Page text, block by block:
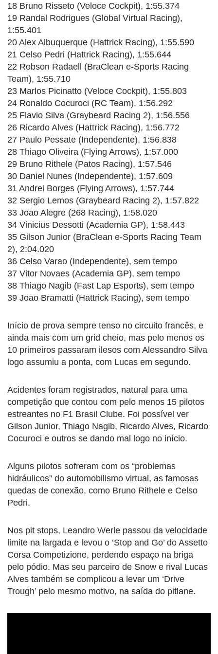
18 Bruno Risseto (Veloce Cockpit), 1:55.374
19 Randal Rodrigues (Global Virtual Racing),
1:55.401
20 Alex Albuquerque (Hattrick Racing), 1:55.590
21 Celso Pedri (Hattrick Racing), 1:55.644
22 Robson Radaell (BraClean e-Sports Racing
Team), 1:55.710
23 Marlos Picinatto (Veloce Cockpit), 1:55.803
24 Ronaldo Cocuroci (RC Team), 1:56.292
25 Flavio Silva (Graybeard Racing 2), 1:56.556
26 Ricardo Alves (Hattrick Racing), 1:56.772
27 Paulo Pessate (Independente), 1:56.838
28 Thiago Oliveira (Flying Arrows), 1:57.000
29 Bruno Rithele (Patos Racing), 1:57.546
30 Daniel Nunes (Independente), 1:57.609
31 Andrei Borges (Flying Arrows), 1:57.744
32 Sergio Lemos (Graybeard Racing 2), 1:57.822
33 Joao Alegre (268 Racing), 1:58.020
34 Vinicius Dessotti (Academia GP), 1:58.443
35 Gilson Junior (BraClean e-Sports Racing Team
2), 2:04.020
36 Celso Varao (Independente), sem tempo
37 Vitor Novaes (Academia GP), sem tempo
38 Thiago Nagib (Fast Lap Esports), sem tempo
39 Joao Bramatti (Hattrick Racing), sem tempo
Início de prova sempre tenso no circuito francês, e
ainda mais com um grid cheio, mas pelo menos os
10 primeiros passaram ilesos com Alessandro Silva
logo assumiu a ponta, com Lucas em segundo.
Acidentes foram registrados, natural para uma
competição que contou com pelo menos 15 pilotos
estreantes no F1 Brasil Clube. Foi possível ver
Gilson Junior, Thiago Nagib, Ricardo Alves, Ricardo
Cocuroci e outros se dando mal logo no início.
Alguns pilotos sofreram com os “problemas
hidráulicos” do automobilismo virtual, as famosas
quedas de conexão, como Bruno Rithele e Celso
Pedri.
Nos pit stops, Leandro Werle passou da velocidade
limite na largada e levou o ‘Stop and Go’ do Assetto
Corsa Competizione, perdendo espaço na briga
pelo pódio. Mas seu parceiro de Snow e rival Lucas
Alves também se complicou a levar um ‘Drive
Trough’ pelo mesmo motivo, na saída do pitlane.